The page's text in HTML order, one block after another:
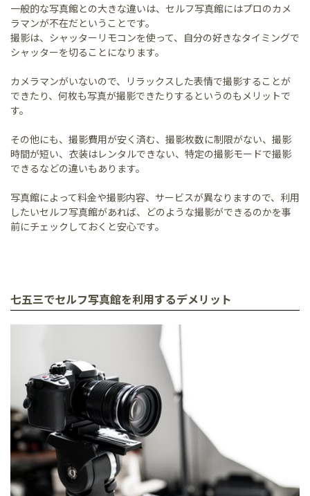
一般的な写真館との大きな違いは、セルフ写真館にはプロのカメ
ラマンが不在だということです。
撮影は、シャッターリモコンを使って、自分の好きなタイミングで
シャッターを切ることになります。
カメラマンがいないので、リラックスした表情で撮影することが
できたり、何枚も写真が撮影できたりするというのもメリットで
す。
その他にも、撮影費用が安く済む、撮影枚数に制限がない、撮影
時間が短い、衣装はレンタルできない、特定の撮影モードで撮影
できるなどの違いもあります。
写真館によって料金や撮影内容、サービスが異なりますので、利用
したいセルフ写真館があれば、どのような撮影ができるのかを事
前にチェックしておくと安心です。
七五三でセルフ写真館を利用するデメリット